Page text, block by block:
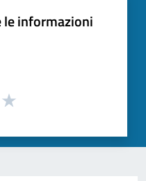
le informazioni